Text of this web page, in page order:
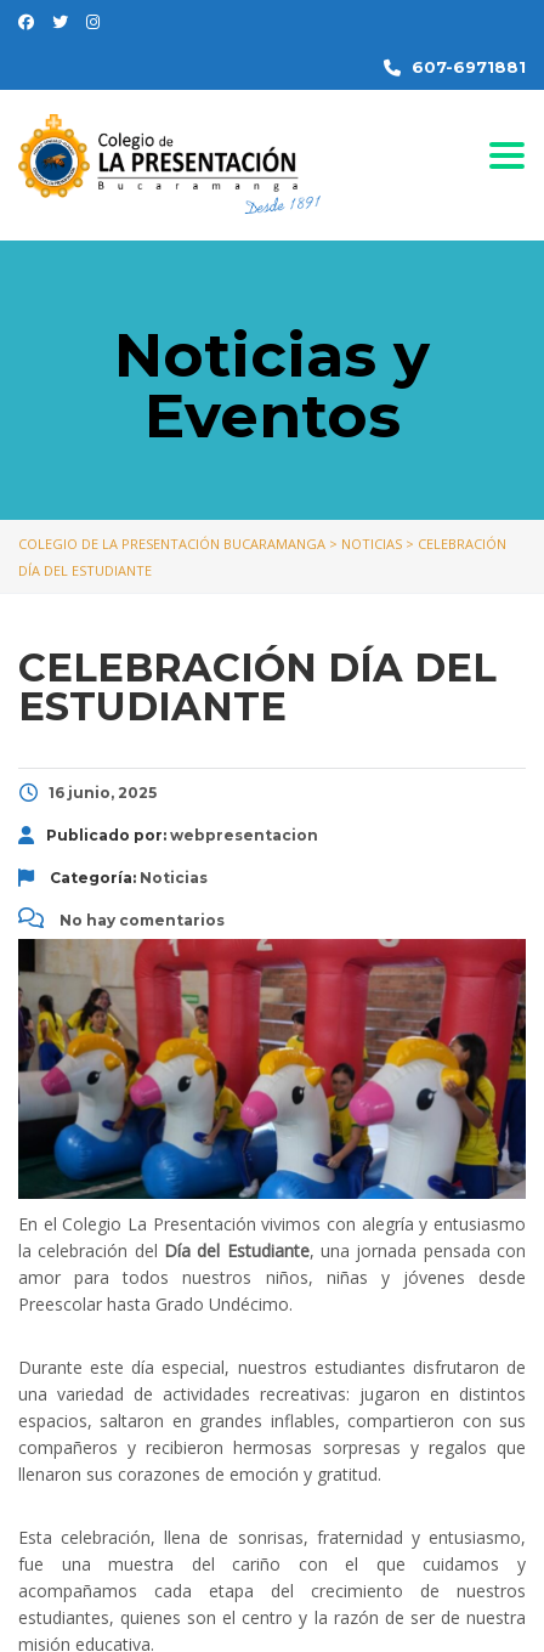
607-6971881
Noticias y
Eventos
COLEGIO DE LA PRESENTACIÓN BUCARAMANGA > NOTICIAS > CELEBRACIÓN
DÍA DEL ESTUDIANTE
CELEBRACIÓN DÍA DEL
ESTUDIANTE
16 junio, 2025
Publicado por: webpresentacion
Categoría: Noticias
No hay comentarios
En el Colegio La Presentación vivimos con alegría y entusiasmo
la celebración del Día del Estudiante, una jornada pensada con
amor para todos nuestros niños, niñas y jóvenes desde
Preescolar hasta Grado Undécimo.
Durante este día especial, nuestros estudiantes disfrutaron de
una variedad de actividades recreativas: jugaron en distintos
espacios, saltaron en grandes inflables, compartieron con sus
compañeros y recibieron hermosas sorpresas y regalos que
llenaron sus corazones de emoción y gratitud.
Esta celebración, llena de sonrisas, fraternidad y entusiasmo,
fue una muestra del cariño con el que cuidamos y
acompañamos cada etapa del crecimiento de nuestros
estudiantes, quienes son el centro y la razón de ser de nuestra
misión educativa.